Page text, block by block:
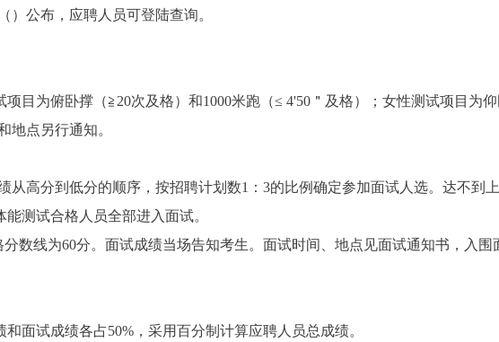
）公布，应聘人员可登陆查询。
项目为俯卧撑（≧20次及格）和1000米跑（≤ 4'50 ＂及格） ；女性测试项目为
地点另行通知。
从高分到低分的顺序，按招聘计划数1 ： 3的比例确定参加面试人选。 达不到
能测试合格人员全部进入面试。
分数线为60分。面试成绩当场告知考生。面试时间、地点见面试通知书，入围
和面试成绩各占50% ，采用百分制计算应聘人员总成绩。